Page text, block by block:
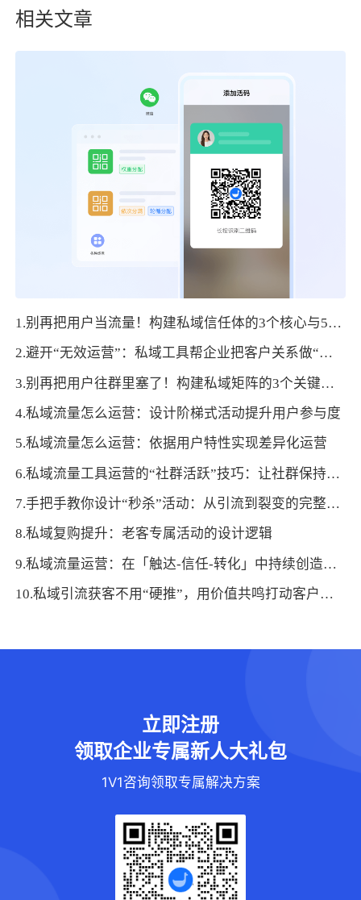
相关文章
1.别再把用户当流量！构建私域信任体的3个核心与5个动作
2.避开“无效运营”：私域工具帮企业把客户关系做“深”！
3.别再把用户往群里塞了！构建私域矩阵的3个关键层级与5步落地法
4.私域流量怎么运营：设计阶梯式活动提升用户参与度
5.私域流量怎么运营：依据用户特性实现差异化运营
6.私域流量工具运营的“社群活跃”技巧：让社群保持高互动度
7.手把手教你设计“秒杀”活动：从引流到裂变的完整闭环
8.私域复购提升：老客专属活动的设计逻辑
9.私域流量运营：在「触达-信任-转化」中持续创造价值的路径解析
10.私域引流获客不用“硬推”，用价值共鸣打动客户的6个方法
立即注册
领取企业专属新人大礼包
1V1咨询领取专属解决方案